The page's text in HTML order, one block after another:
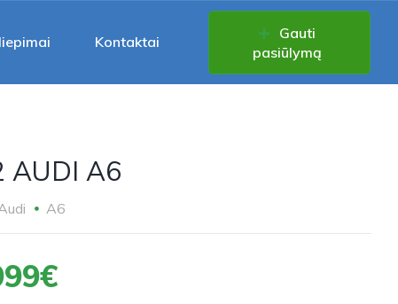
Kontaktai
Gauti
pasiūlymą
AUDI A6
A6